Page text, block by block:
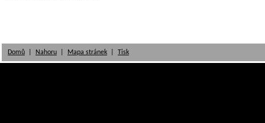
Domů Nahoru Mapa stránek Tisk